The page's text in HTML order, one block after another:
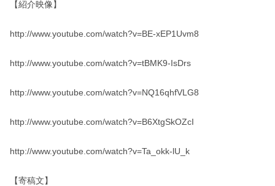
【紹介映像】
http://www.youtube.com/watch?v=BE-xEP1Uvm8
http://www.youtube.com/watch?v=tBMK9-IsDrs
http://www.youtube.com/watch?v=NQ16qhfVLG8
http://www.youtube.com/watch?v=B6XtgSkOZcI
http://www.youtube.com/watch?v=Ta_okk-lU_k
【寄稿文】